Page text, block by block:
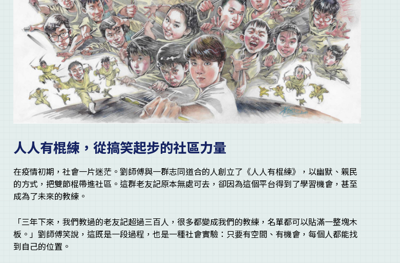
人人有棍練，從搞笑起步的社區力量
在疫情初期，社會一片迷茫。劉師傅與一群志同道合的人創立了《人人有棍練》，以幽默、親民
的方式，把雙節棍帶進社區。這群老友記原本無處可去，卻因為這個平台得到了學習機會，甚至
成為了未來的教練。
「三年下來，我們教過的老友記超過三百人，很多都變成我們的教練，名單都可以貼滿一整塊木
板。」劉師傅笑說，這既是一段過程，也是一種社會實驗：只要有空間、有機會，每個人都能找
到自己的位置。